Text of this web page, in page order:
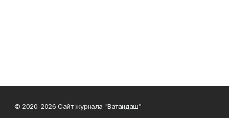
© 2020-2026 Сайт журнала "Ватандаш"